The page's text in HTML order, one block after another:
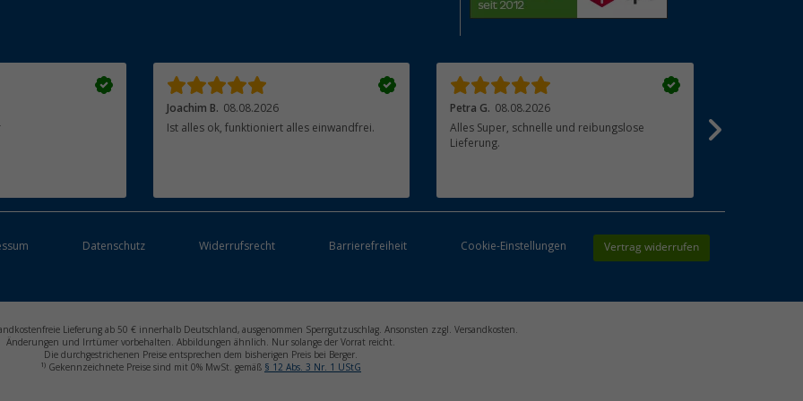
Joachim B. 08.08.2026
Ist alles ok, funktioniert alles einwandfrei.
Petra G. 08.08.2026
Alles Super, schnelle und reibungslose
Lieferung.
Datenschutz Widerrufsrecht Barrierefreiheit Cookie-Einstellungen Vertrag widerrufen
Lieferung ab 50 € innerhalb Deutschland, ausgenommen Sperrgutzuschlag. Ansonsten zzgl. Versandkosten.
Änderungen und Irrtümer vorbehalten. Abbildungen ähnlich. Nur solange der Vorrat reicht.
Die durchgestrichenen Preise entsprechen dem bisherigen Preis bei Berger.
1) Gekennzeichnete Preise sind mit 0% MwSt. gemäß § 12 Abs. 3 Nr. 1 UStG